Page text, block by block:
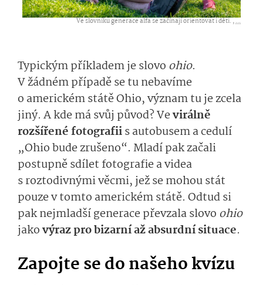
Ve slovníku generace alfa se začínají orientovat i děti. ,...
Typickým příkladem je slovo ohio.
V žádném případě se tu nebavíme
o americkém státě Ohio, význam tu je zcela
jiný. A kde má svůj původ? Vevirálně
rozšířené fotografiis autobusem a cedulí
„Ohio bude zrušeno“. Mladí pak začali
postupně sdílet fotografie a videa
s roztodivnými věcmi, jež se mohou stát
pouze v tomto americkém státě. Odtud si
pak nejmladší generace převzala slovo ohio
jakovýraz pro bizarní až absurdní situace.
Zapojte se do našeho kvízu